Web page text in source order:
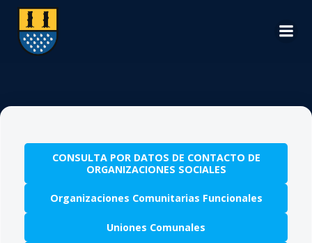
CONSULTA POR DATOS DE CONTACTO DE
ORGANIZACIONES SOCIALES
Organizaciones Comunitarias Funcionales
Uniones Comunales